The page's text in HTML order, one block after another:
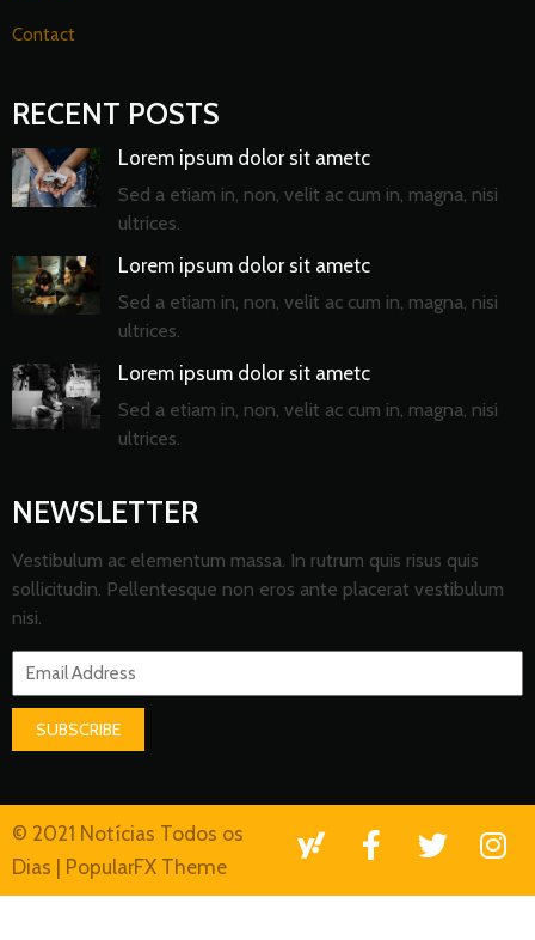
Contact
RECENT POSTS
Lorem ipsum dolor sit ametc
Sed a etiam in, non, velit ac cum in, magna, nisi
ultrices.
Lorem ipsum dolor sit ametc
Sed a etiam in, non, velit ac cum in, magna, nisi
ultrices.
Lorem ipsum dolor sit ametc
Sed a etiam in, non, velit ac cum in, magna, nisi
ultrices.
NEWSLETTER
Vestibulum ac elementum massa. In rutrum quis risus quis
sollicitudin. Pellentesque non eros ante placerat vestibulum
nisi.
SUBSCRIBE
© 2021 Notícias Todos os
Dias | PopularFX Theme